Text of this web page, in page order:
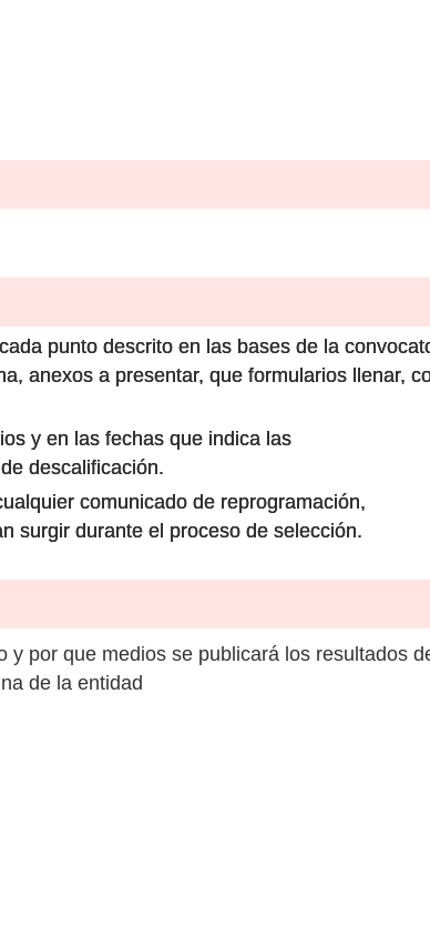
punto descrito en las bases de la
anexos a presentar, que formularios llenar,
y en las fechas que indica las
descalificación.
comunicado de reprogramación,
surgir durante el proceso de selección.
por que medios se publicará los resultados
de la entidad